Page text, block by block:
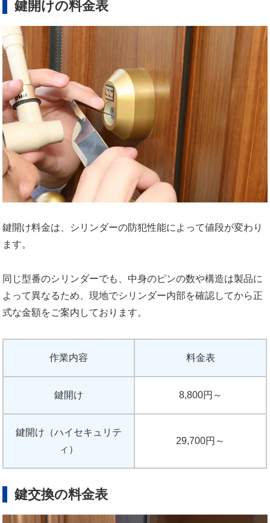
鍵開けの料金表
鍵開け料金は、シリンダーの防犯性能によって値段が変わり
ます。
同じ型番のシリンダーでも、中身のピンの数や構造は製品に
よって異なるため、現地でシリンダー内部を確認してから正
式な金額をご案内しております。
作業内容 料金表
鍵開け 8,800円～
鍵開け（ハイセキュリテ
ィ）
29,700円～
鍵交換の料金表